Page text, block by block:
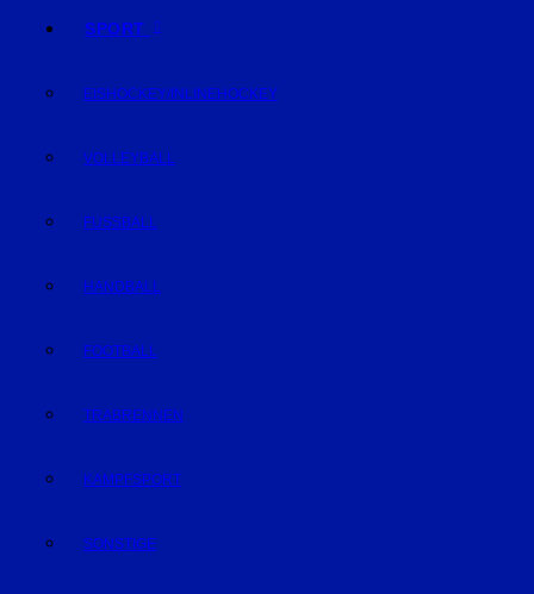
SPORT
EISHOCKEY/INLINEHOCKEY
VOLLEYBALL
FUSSBALL
HANDBALL
FOOTBALL
TRABRENNEN
KAMPFSPORT
SONSTIGE